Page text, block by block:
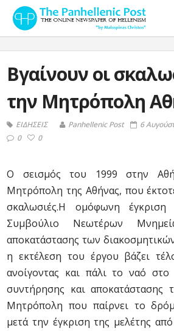
Βγαίνουν οι
την Μητρόπολη
ΕΙΔΗΣΕΙΣ Panhellenic Post
6
0
0
Ο σεισμός του 1999 στην
Μητρόπολη της Αθήνας, που
σκαλωσιές.Η ομόφωνη
Συμβούλιο Νεωτέρων
αποκατάστασης των
η εκτέλεση του έργου βάζει
ανοίγοντας και πάλι το ναό
συντήρησης και αποκατάστασης
Μητρόπολη που παίρνει το
μετά την έγκριση της μελέτης